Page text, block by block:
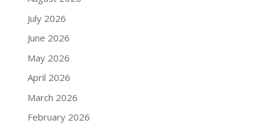
July 2026
June 2026
May 2026
April 2026
March 2026
February 2026